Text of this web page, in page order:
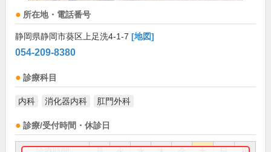
所在地・電話番号
静岡県静岡市葵区上足洗4-1-7 [地図]
054-209-8380
診療科目
内科 消化器内科 肛門外科
診療/受付時間・休診日